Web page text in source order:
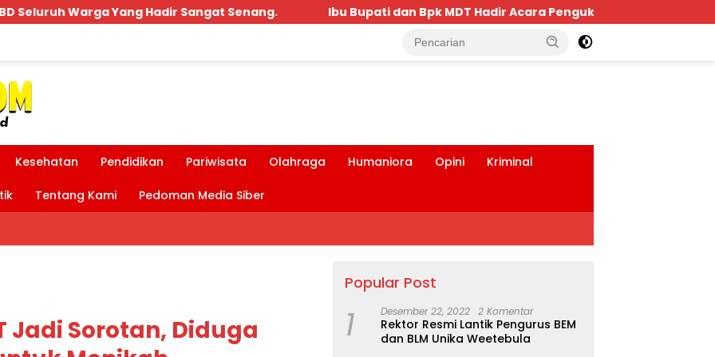
Senang. Ibu Bupati dan Bpk MDT Hadir Acara Pengukuhan Keluarga Bima Dompu Tingkatkan
Kesehatan Pendidikan Pariwisata Olahraga Humaniora Opini Kriminal
Tentang Kami Pedoman Media Siber
Jadi Sorotan, Diduga
Popular Post
1 Desember 22, 2022 2 Komentar
Rektor Resmi Lantik Pengurus BEM
dan BLM Unika Weetebula